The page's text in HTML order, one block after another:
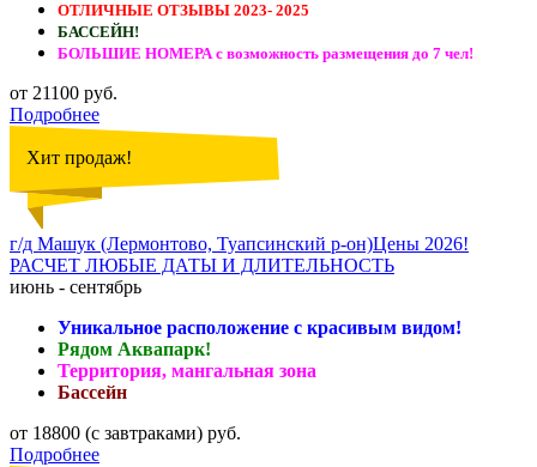
ОТЛИЧНЫЕ ОТЗЫВЫ 2023- 2025
БАССЕЙН!
БОЛЬШИЕ НОМЕРА с возможность размещения до 7 чел!
от 21100 руб.
Подробнее
Хит продаж!
г/д Машук (Лермонтово, Туапсинский р-он)Цены 2026!
РАСЧЕТ ЛЮБЫЕ ДАТЫ И ДЛИТЕЛЬНОСТЬ
июнь - сентябрь
Уникальное расположение с красивым видом!
Рядом Аквапарк!
Территория, мангальная зона
Бассейн
от 18800 (с завтраками) руб.
Подробнее